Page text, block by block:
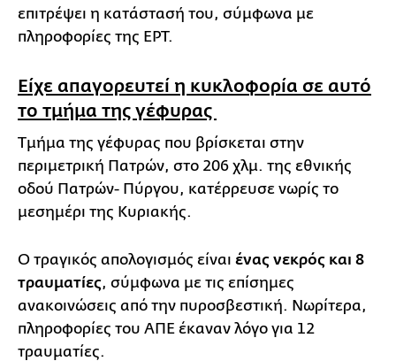
επιτρέψει η κατάστασή του, σύμφωνα με
πληροφορίες της ΕΡΤ.
Είχε απαγορευτεί η κυκλοφορία σε αυτό
το τμήμα της γέφυρας
Τμήμα της γέφυρας που βρίσκεται στην
περιμετρική Πατρών, στο 206 χλμ. της εθνικής
οδού Πατρών- Πύργου, κατέρρευσε νωρίς το
μεσημέρι της Κυριακής.
Ο τραγικός απολογισμός είναι ένας νεκρός και 8
τραυματίες, σύμφωνα με τις επίσημες
ανακοινώσεις από την πυροσβεστική. Νωρίτερα,
πληροφορίες του ΑΠΕ έκαναν λόγο για 12
τραυματίες.